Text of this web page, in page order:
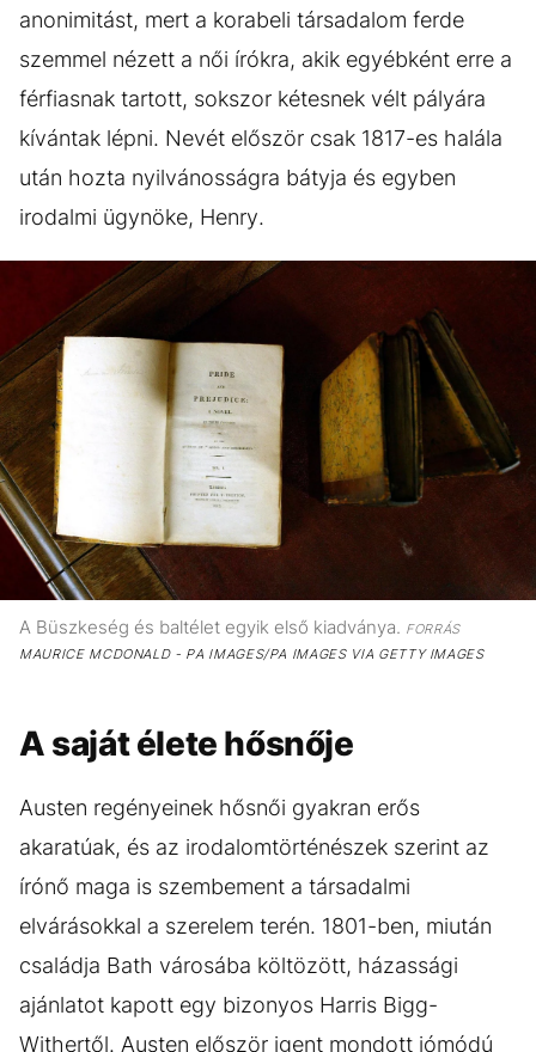
anonimitást, mert a korabeli társadalom ferde
szemmel nézett a női írókra, akik egyébként erre a
férfiasnak tartott, sokszor kétesnek vélt pályára
kívántak lépni. Nevét először csak 1817-es halála
után hozta nyilvánosságra bátyja és egyben
irodalmi ügynöke, Henry.
A Büszkeség és baltélet egyik első kiadványa. FORRÁS
MAURICE MCDONALD - PA IMAGES/PA IMAGES VIA GETTY IMAGES
A saját élete hősnője
Austen regényeinek hősnői gyakran erős
akaratúak, és az irodalomtörténészek szerint az
írónő maga is szembement a társadalmi
elvárásokkal a szerelem terén. 1801-ben, miután
családja Bath városába költözött, házassági
ajánlatot kapott egy bizonyos Harris Bigg-
Withertől. Austen először igent mondott jómódú